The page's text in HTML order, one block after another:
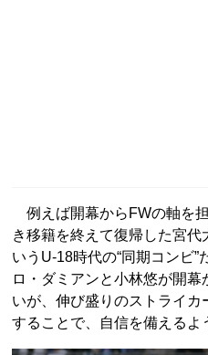
例えば開幕からFWの軸を
き移籍を終えて復帰した宮
いうU-18時代の“同期コンビ
ロ・ダミアンと小林悠が開
いが、伸び盛りのストライカ
することで、自信を備えるよ